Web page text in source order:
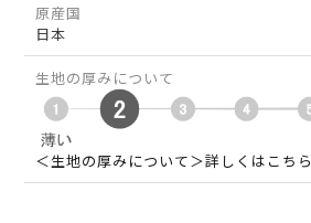
原産国
日本
生地の厚みについて
＜生地の厚みについて＞詳しくはこちら